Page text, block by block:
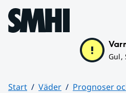
Hoppa till sidans innehåll
Gul,
Start Väder
Prognoser